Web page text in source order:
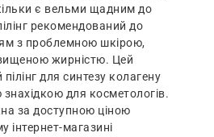
є вельми щадним до
рекомендований до
з проблемною шкірою,
жирністю. Цей
для синтезу колагену
для косметологів.
за доступною ціною
інтернет-магазині